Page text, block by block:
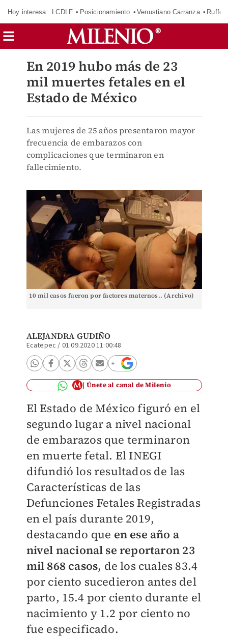
Hoy interesa: LCDLF Posicionamiento Venustiano Carranza Ruffo
En 2019 hubo más de 23
mil muertes fetales en el
Estado de México
Las mujeres de 25 años presentaron mayor
frecuencia de embarazos con
complicaciones que terminaron en
fallecimiento.
10 mil casos fueron por factores maternos.. (Archivo)
ALEJANDRA GUDIÑO
Ecatepec / 01.09.2020 11:00:48
Únete al canal de Milenio
El Estado de México figuró en el
segundo lugar a nivel nacional
de embarazos que terminaron
en muerte fetal. El INEGI
difundió los resultados de las
Características de las
Defunciones Fetales Registradas
en el país durante 2019,
destacando que en ese año a
nivel nacional se reportaron 23
mil 868 casos, de los cuales 83.4
por ciento sucedieron antes del
parto, 15.4 por ciento durante el
nacimiento y 1.2 por ciento no
fue especificado.